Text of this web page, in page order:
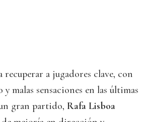
a jugadores clave, con
malas sensaciones en las últimas
gran partido, Rafa Lisboa